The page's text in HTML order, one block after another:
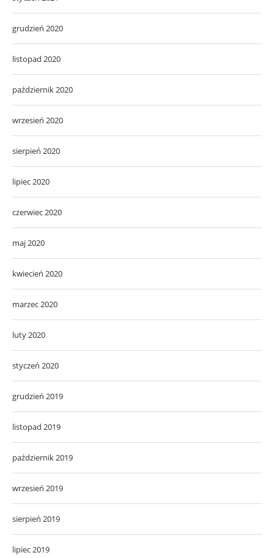
grudzień 2020
listopad 2020
październik 2020
wrzesień 2020
sierpień 2020
lipiec 2020
czerwiec 2020
maj 2020
kwiecień 2020
marzec 2020
luty 2020
styczeń 2020
grudzień 2019
listopad 2019
październik 2019
wrzesień 2019
sierpień 2019
lipiec 2019